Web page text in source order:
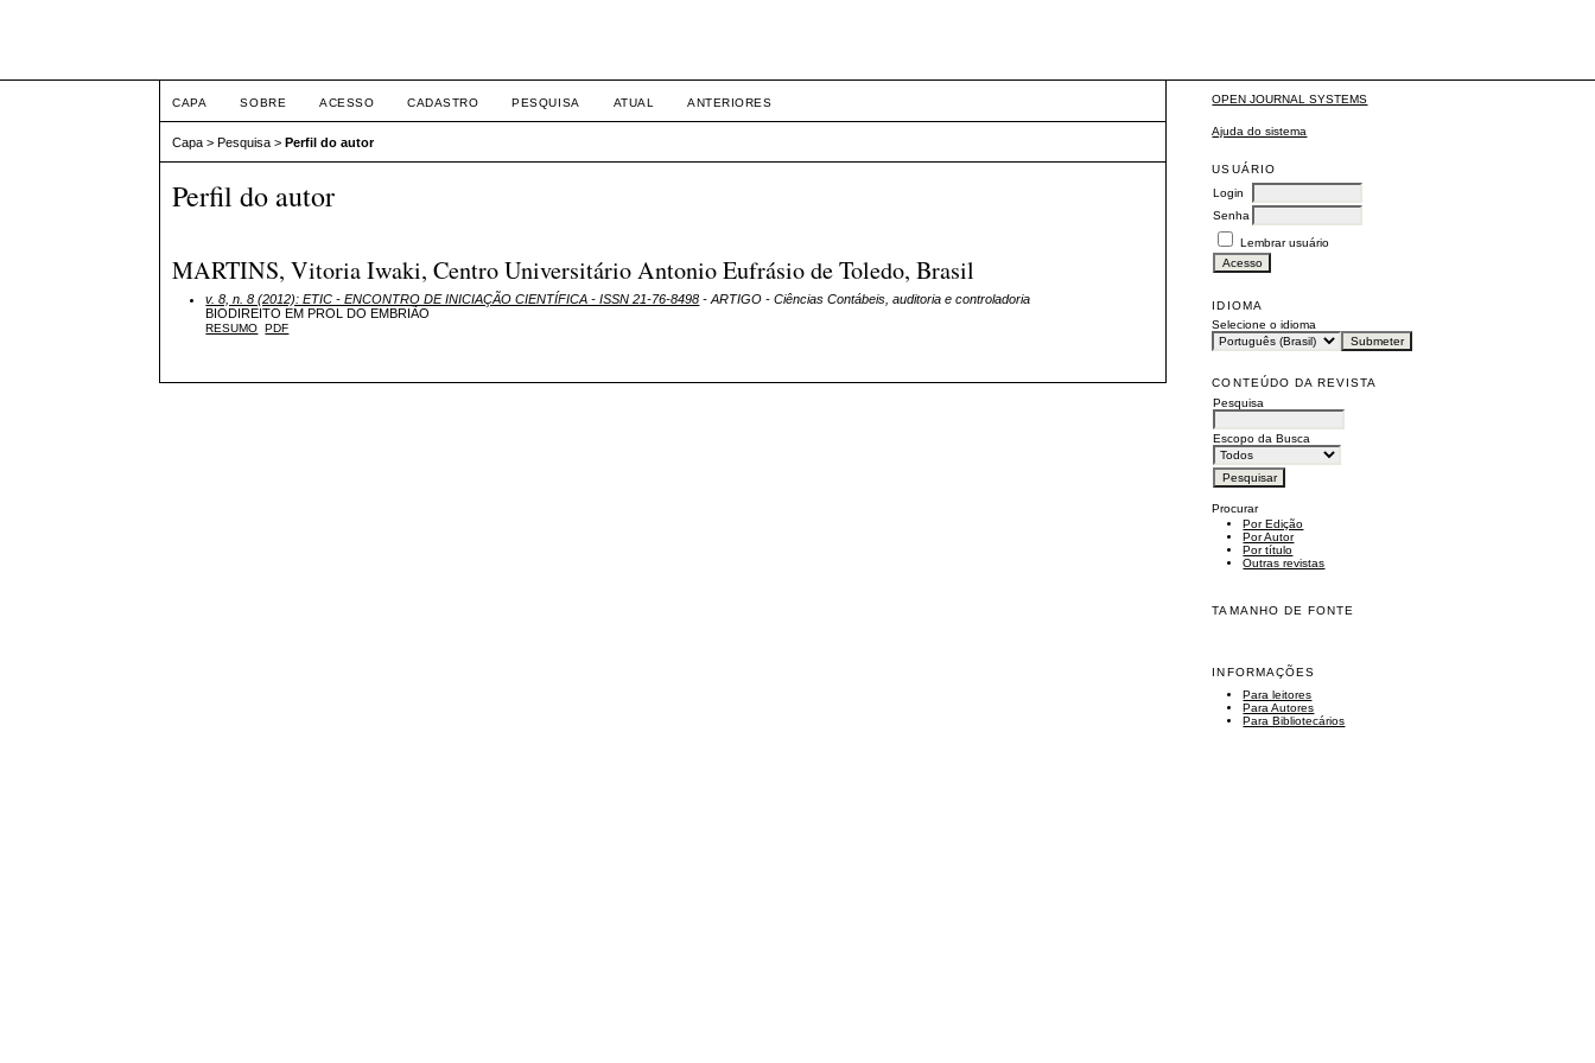
OPEN JOURNAL SYSTEMS
Ajuda do sistema
USUÁRIO
Login
Senha
Lembrar usuário
IDIOMA
Selecione o idioma
CONTEÚDO DA REVISTA
Pesquisa
Escopo da Busca
Procurar
Por Edição
Por Autor
Por título
Outras revistas
TAMANHO DE FONTE
INFORMAÇÕES
Para leitores
Para Autores
Para Bibliotecários
CAPA SOBRE ACESSO CADASTRO PESQUISA ATUAL ANTERIORES
Capa >Pesquisa >Perfil do autor
Perfil do autor
MARTINS, Vitoria Iwaki, Centro Universitário Antonio Eufrásio de Toledo, Brasil
v. 8, n. 8 (2012): ETIC - ENCONTRO DE INICIAÇÃO CIENTÍFICA - ISSN 21-76-8498 - ARTIGO - Ciências Contábeis, auditoria e controladoria
BIODIREITO EM PROL DO EMBRIÃO
RESUMO PDF